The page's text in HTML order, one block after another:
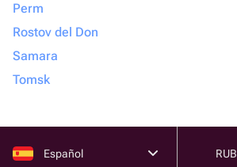
Perm
Rostov del Don
Samara
Tomsk
Español RUB